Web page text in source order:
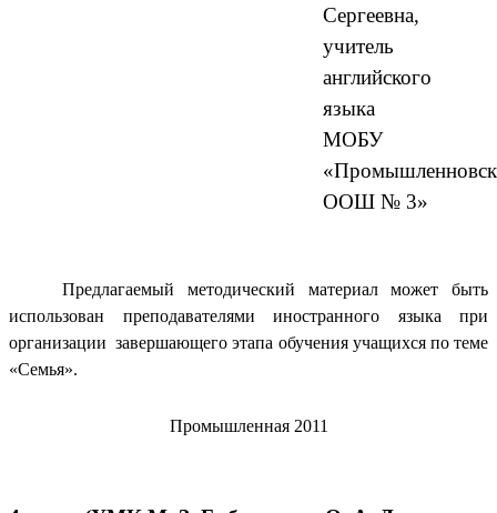
Сергеевна,
учитель
английского
языка
МОБУ
ООШ № 3»
Предлагаемый методический материал может быть
использован преподавателями иностранного языка при
организации завершающего этапа обучения учащихся по теме
«Семья».
Промышленная 2011